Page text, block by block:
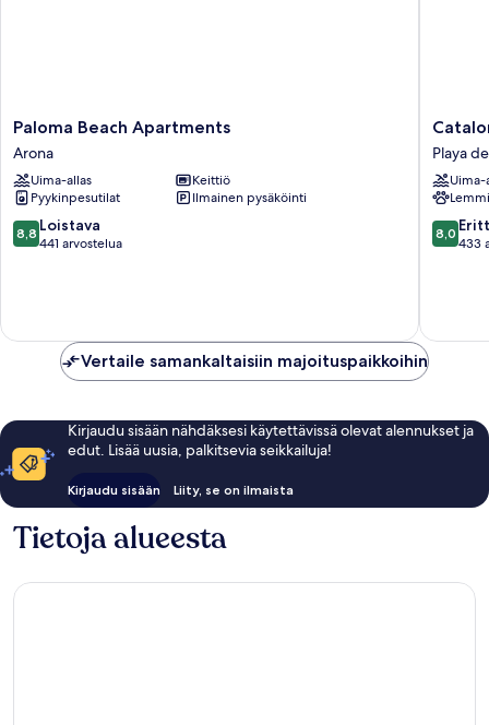
Paloma
Beach
Apartments
Arona
Paloma Beach Apartments
Arona
Uima-allas
Keittiö
Pyykinpesutilat
Ilmainen pysäköinti
8.8
kautta
8,8 Loistava
441 arvostelua
Oro
Negro
Playa
de
las
Playa
Uima-
8.0
kautta
8,0
433
Vertaile samankaltaisiin majoituspaikkoihin
Kirjaudu sisään nähdäksesi käytettävissä olevat alennukset ja
edut. Lisää uusia, palkitsevia seikkailuja!
Kirjaudu sisään Liity, se on ilmaista
Tietoja alueesta